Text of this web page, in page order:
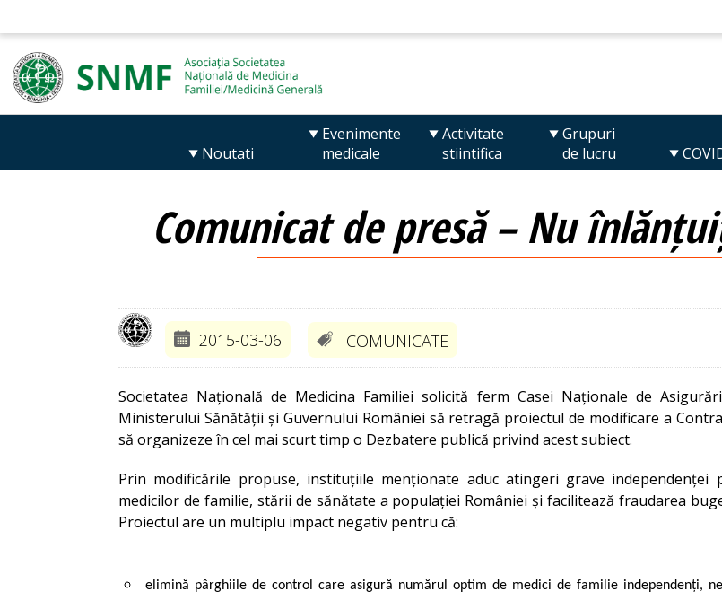
Noutati
Evenimente
medicale
Activitate
stiintifica
Grupuri
de lucru
Comunicat de presă – Nu
2015-03-06 COMUNICATE
Societatea Națională de Medicina Familiei solicită ferm Casei Naționale de
Ministerului Sănătății și Guvernului României să retragă proiectul de modificare a
să organizeze în cel mai scurt timp o Dezbatere publică privind acest subiect.
Prin modificările propuse, instituțiile menționate aduc atingeri grave independenței
medicilor de familie, stării de sănătate a populației României și facilitează fraudarea
Proiectul are un multiplu impact negativ pentru că:
elimină pârghiile de control care asigură numărul optim de medici de familie independenți,